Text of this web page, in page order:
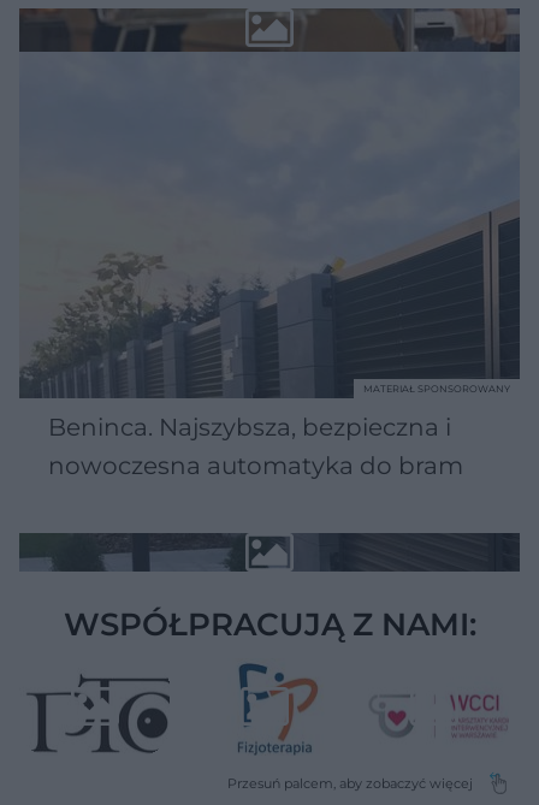
Beninca. Najszybsza, bezpieczna i
nowoczesna automatyka do bram
MATERIAŁ SPONSOROWANY
WSPÓŁPRACUJĄ Z NAMI: